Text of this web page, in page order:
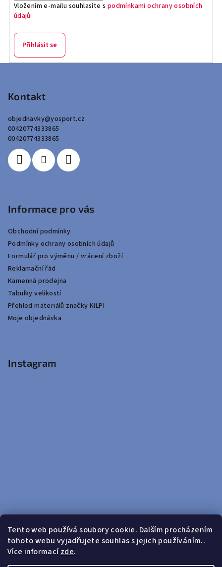
Tento web používá soubory cookie. Dalším procházením
tohoto webu vyjadřujete souhlas s jejich používáním..
Více informacízde.
Vložením e-mailu souhlasíte s podmínkami ochrany osobních
údajů
Přihlásit se
Kontakt
objednavky@yosport.cz
00420774333865
00420774333865
Informace pro vás
Obchodní podmínky
Podmínky ochrany osobních údajů
Formulář pro výměnu / vrácení zboží
Reklamační řád
Kamenná prodejna
Tabulky velikostí
Přehled materiálů značky KILPI
Moje objednávka
Instagram
Sledovat na Instagramu